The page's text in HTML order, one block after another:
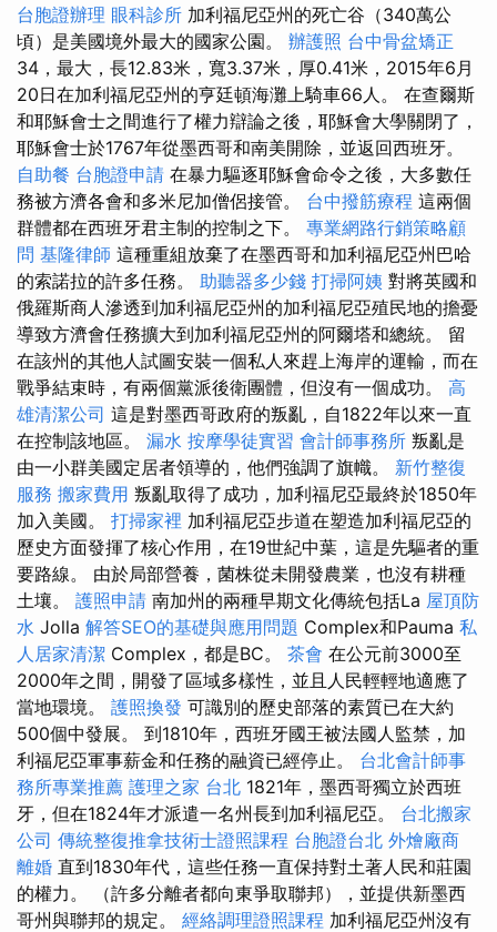
台胞證辦理 眼科診所 加利福尼亞州的死亡谷（340萬公
頃）是美國境外最大的國家公園。 辦護照 台中骨盆矯正
34，最大，長12.83米，寬3.37米，厚0.41米，2015年6月
20日在加利福尼亞州的亨廷頓海灘上騎車66人。 在查爾斯
和耶穌會士之間進行了權力辯論之後，耶穌會大學關閉了，
耶穌會士於1767年從墨西哥和南美開除，並返回西班牙。
自助餐 台胞證申請 在暴力驅逐耶穌會命令之後，大多數任
務被方濟各會和多米尼加僧侶接管。 台中撥筋療程 這兩個
群體都在西班牙君主制的控制之下。 專業網路行銷策略顧
問 基隆律師 這種重組放棄了在墨西哥和加利福尼亞州巴哈
的索諾拉的許多任務。 助聽器多少錢 打掃阿姨 對將英國和
俄羅斯商人滲透到加利福尼亞州的加利福尼亞殖民地的擔憂
導致方濟會任務擴大到加利福尼亞州的阿爾塔和總統。 留
在該州的其他人試圖安裝一個私人來趕上海岸的運輸，而在
戰爭結束時，有兩個黨派後衛團體，但沒有一個成功。 高
雄清潔公司 這是對墨西哥政府的叛亂，自1822年以來一直
在控制該地區。 漏水 按摩學徒實習 會計師事務所 叛亂是
由一小群美國定居者領導的，他們強調了旗幟。 新竹整復
服務 搬家費用 叛亂取得了成功，加利福尼亞最終於1850年
加入美國。 打掃家裡 加利福尼亞步道在塑造加利福尼亞的
歷史方面發揮了核心作用，在19世紀中葉，這是先驅者的重
要路線。 由於局部營養，菌株從未開發農業，也沒有耕種
土壤。 護照申請 南加州的兩種早期文化傳統包括La 屋頂防
水 Jolla 解答SEO的基礎與應用問題 Complex和Pauma 私
人居家清潔 Complex，都是BC。 茶會 在公元前3000至
2000年之間，開發了區域多樣性，並且人民輕輕地適應了
當地環境。 護照換發 可識別的歷史部落的素質已在大約
500個中發展。 到1810年，西班牙國王被法國人監禁，加
利福尼亞軍事薪金和任務的融資已經停止。 台北會計師事
務所專業推薦 護理之家 台北 1821年，墨西哥獨立於西班
牙，但在1824年才派遣一名州長到加利福尼亞。 台北搬家
公司 傳統整復推拿技術士證照課程 台胞證台北 外燴廠商
離婚 直到1830年代，這些任務一直保持對土著人民和莊園
的權力。 （許多分離者都向東爭取聯邦），並提供新墨西
哥州與聯邦的規定。 經絡調理證照課程 加利福尼亞州沒有